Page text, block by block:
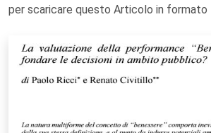
per scaricare questo Articolo in formato